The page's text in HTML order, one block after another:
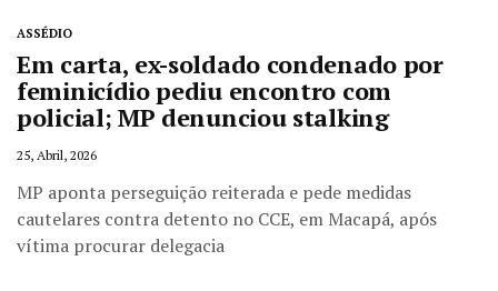
ASSÉDIO
Em carta, ex-soldado condenado por
feminicídio pediu encontro com
policial; MP denunciou stalking
25, Abril, 2026
MP aponta perseguição reiterada e pede medidas
cautelares contra detento no CCE, em Macapá, após
vítima procurar delegacia